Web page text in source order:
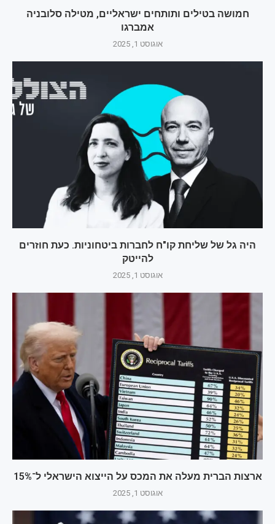
חמושה בטילים ותותחים ישראליים, מטילה סלובניה
אמברגו
אוגוסט 1, 2025
היה גל של שליחת קו"ח לחברות ביטחוניות. כעת חוזרים
להייטק
אוגוסט 1, 2025
ארצות הברית מעלה את המכס על הייצוא הישראלי ל־15%
אוגוסט 1, 2025